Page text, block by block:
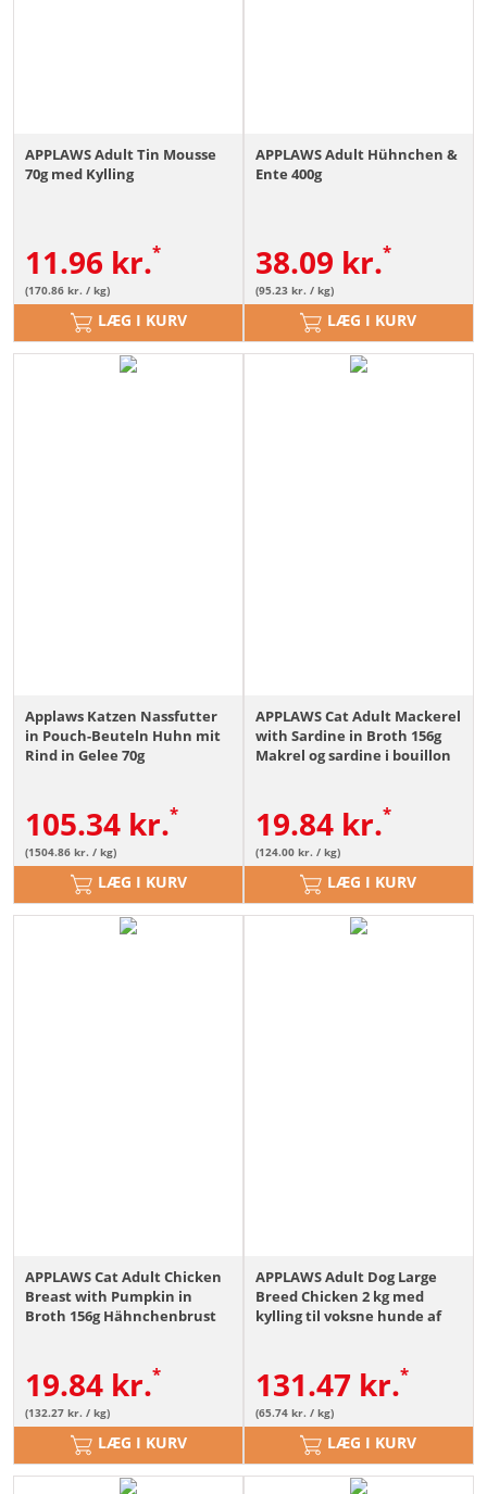
APPLAWS Adult Tin Mousse
70g med Kylling
11.96 kr.
(170.86 kr. / kg)
LÆG I KURV
APPLAWS Adult Hühnchen &
Ente 400g
38.09 kr.
(95.23 kr. / kg)
LÆG I KURV
Applaws Katzen Nassfutter
in Pouch-Beuteln Huhn mit
Rind in Gelee 70g
105.34 kr.
(1504.86 kr. / kg)
LÆG I KURV
APPLAWS Cat Adult Mackerel
with Sardine in Broth 156g
Makrel og sardine i bouillon
19.84 kr.
(124.00 kr. / kg)
LÆG I KURV
APPLAWS Cat Adult Chicken
Breast with Pumpkin in
Broth 156g Hähnchenbrust
19.84 kr.
(132.27 kr. / kg)
LÆG I KURV
APPLAWS Adult Dog Large
Breed Chicken 2 kg med
kylling til voksne hunde af
131.47 kr.
(65.74 kr. / kg)
LÆG I KURV